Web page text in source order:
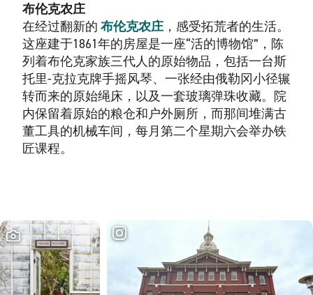
布伦克农庄
在经过翻新的 布伦克农庄 ，感受拓荒者的生活。
这座建于1861年的房屋是一座“活的博物馆”，陈
列着布伦克家族三代人的原始物品，包括一台斯
托里-克拉克牌手摇风琴、一张经由俄勒冈小径辗
转而来的原始绳床，以及一套玻璃弹珠收藏。院
内保留着原始的粮仓和户外厕所，而那间堆满古
董工具的机械车间，每月第二个星期六会举办铁
匠课程。